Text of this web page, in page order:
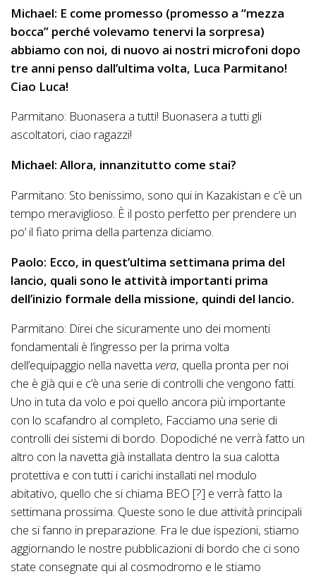
Michael: E come promesso (promesso a “mezza
bocca” perché volevamo tenervi la sorpresa)
abbiamo con noi, di nuovo ai nostri microfoni dopo
tre anni penso dall’ultima volta, Luca Parmitano!
Ciao Luca!
Parmitano: Buonasera a tutti! Buonasera a tutti gli
ascoltatori, ciao ragazzi!
Michael: Allora, innanzitutto come stai?
Parmitano: Sto benissimo, sono qui in Kazakistan e c’è un
tempo meraviglioso. È il posto perfetto per prendere un
po’ il fiato prima della partenza diciamo.
Paolo: Ecco, in quest’ultima settimana prima del
lancio, quali sono le attività importanti prima
dell’inizio formale della missione, quindi del lancio.
Parmitano: Direi che sicuramente uno dei momenti
fondamentali è l’ingresso per la prima volta
dell’equipaggio nella navetta vera, quella pronta per noi
che è già qui e c’è una serie di controlli che vengono fatti.
Uno in tuta da volo e poi quello ancora più importante
con lo scafandro al completo, Facciamo una serie di
controlli dei sistemi di bordo. Dopodiché ne verrà fatto un
altro con la navetta già installata dentro la sua calotta
protettiva e con tutti i carichi installati nel modulo
abitativo, quello che si chiama BEO [?] e verrà fatto la
settimana prossima. Queste sono le due attività principali
che si fanno in preparazione. Fra le due ispezioni, stiamo
aggiornando le nostre pubblicazioni di bordo che ci sono
state consegnate qui al cosmodromo e le stiamo